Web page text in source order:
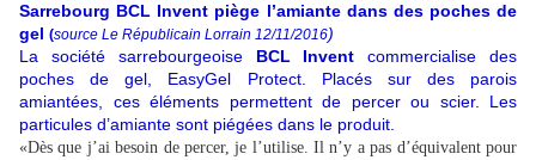
Sarrebourg BCL Invent piège l’amiante dans des poches de
gel (source Le Républicain Lorrain 12/11/2016)
La société sarrebourgeoise BCL Inventcommercialise des
poches de gel, EasyGel Protect. Placés sur des parois
amiantées, ces éléments permettent de percer ou scier. Les
particules d’amiante sont piégées dans le produit.
«Dès que j’ai besoin de percer, je l’utilise. Il n’y a pas d’équivalent pour